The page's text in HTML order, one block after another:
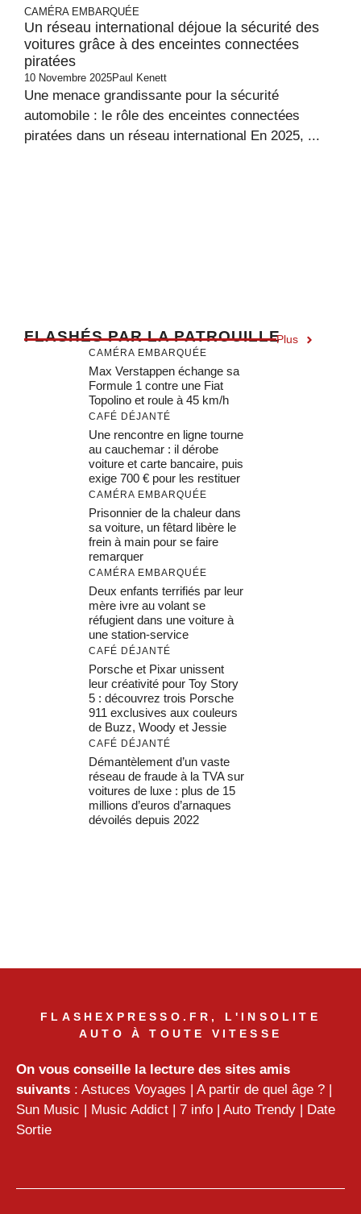
CAMÉRA EMBARQUÉE
Un réseau international déjoue la sécurité des
voitures grâce à des enceintes connectées
piratées
10 Novembre 2025Paul Kenett
Une menace grandissante pour la sécurité
automobile : le rôle des enceintes connectées
piratées dans un réseau international En 2025, ...
FLASHÉS PAR LA PATROUILLEPlus
CAMÉRA EMBARQUÉE
Max Verstappen échange sa
Formule 1 contre une Fiat
Topolino et roule à 45 km/h
CAFÉ DÉJANTÉ
Une rencontre en ligne tourne
au cauchemar : il dérobe
voiture et carte bancaire, puis
exige 700 € pour les restituer
CAMÉRA EMBARQUÉE
Prisonnier de la chaleur dans
sa voiture, un fêtard libère le
frein à main pour se faire
remarquer
CAMÉRA EMBARQUÉE
Deux enfants terrifiés par leur
mère ivre au volant se
réfugient dans une voiture à
une station-service
CAFÉ DÉJANTÉ
Porsche et Pixar unissent
leur créativité pour Toy Story
5 : découvrez trois Porsche
911 exclusives aux couleurs
de Buzz, Woody et Jessie
CAFÉ DÉJANTÉ
Démantèlement d’un vaste
réseau de fraude à la TVA sur
voitures de luxe : plus de 15
millions d’euros d’arnaques
dévoilés depuis 2022
FLASHEXPRESSO.FR, L'INSOLITE
AUTO À TOUTE VITESSE
On vous conseille la lecture des sites amis
suivants : Astuces Voyages | A partir de quel âge ? |
Sun Music | Music Addict | 7 info | Auto Trendy | Date
Sortie